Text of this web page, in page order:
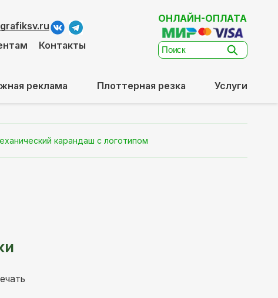
Контакты
ОНЛАЙН-ОПЛАТА
реклама Плоттерная резка Услуги
карандаш с логотипом